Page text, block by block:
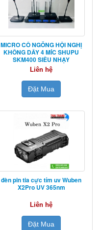
MICRO CỔ NGỖNG HỘI NGHỊ
KHÔNG DÂY 4 MÍC SHUPU
SKM400 SIÊU NHẠY
Liên hệ
Đặt Mua
đèn pin tia cực tím uv Wuben
X2Pro UV 365nm
Liên hệ
Đặt Mua